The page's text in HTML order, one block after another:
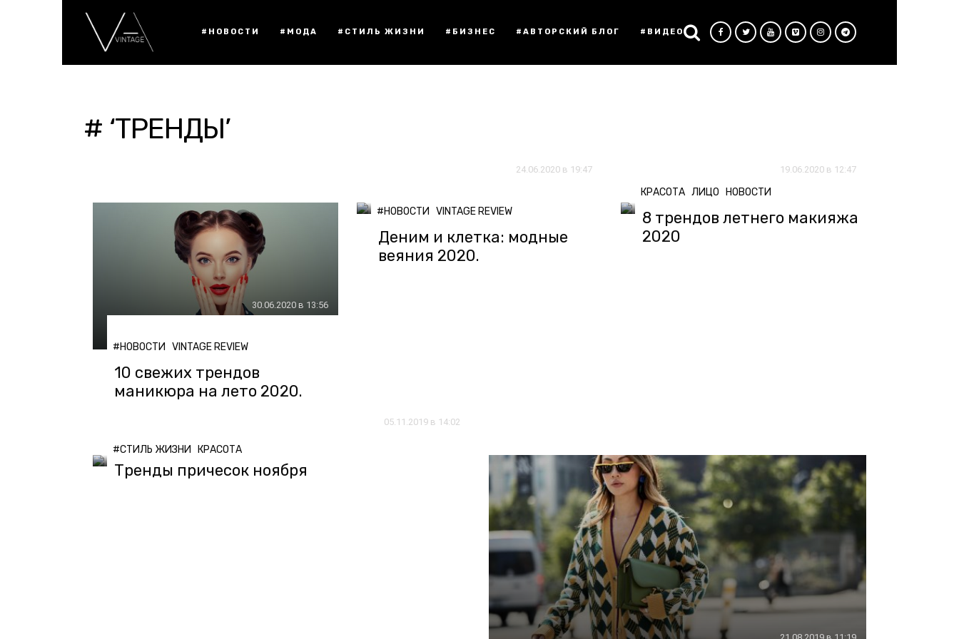
#НОВОСТИ #МОДА #СТИЛЬ ЖИЗНИ #БИЗНЕС #АВТОРСКИЙ БЛОГ #ВИДЕО
# ‘ТРЕНДЫ’
30.06.2020 в 13:56
#НОВОСТИ VINTAGE REVIEW
10 свежих трендов
маникюра на лето 2020.
24.06.2020 в 19:47
#НОВОСТИ VINTAGE REVIEW
Деним и клетка: модные
веяния 2020.
19.06.2020 в 12:47
КРАСОТА ЛИЦО НОВОСТИ
8 трендов летнего макияжа
2020
05.11.2019 в 14:02
#СТИЛЬ ЖИЗНИ КРАСОТА
Тренды причесок ноября